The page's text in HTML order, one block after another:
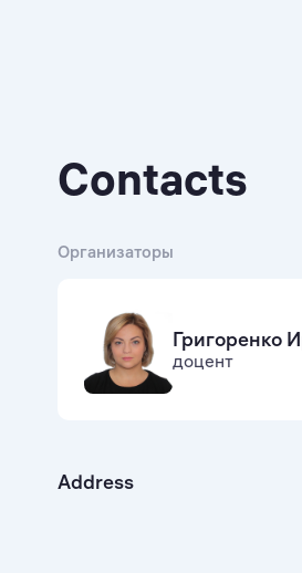
Contacts
Организаторы
Григоренко
доцент
Address